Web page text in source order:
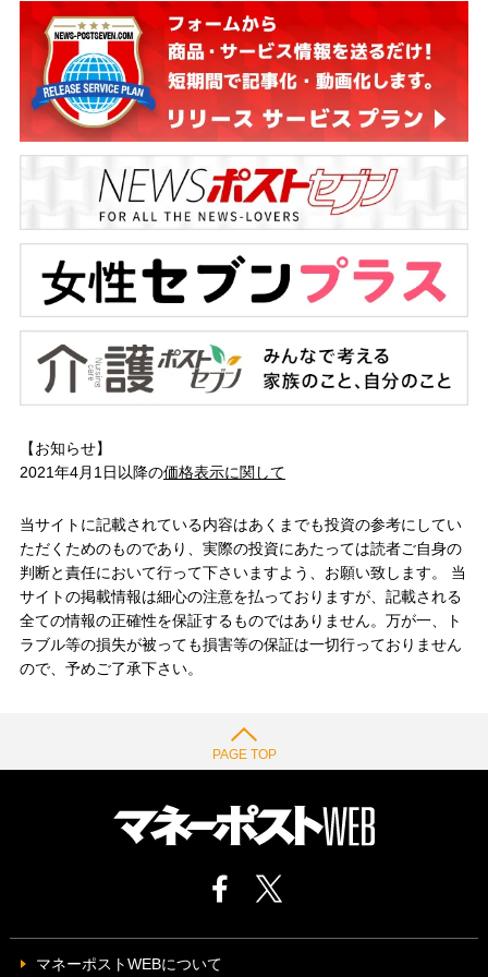
【お知らせ】
2021年4月1日以降の価格表示に関して
当サイトに記載されている内容はあくまでも投資の参考にしてい
ただくためのものであり、実際の投資にあたっては読者ご自身の
判断と責任において行って下さいますよう、お願い致します。 当
サイトの掲載情報は細心の注意を払っておりますが、記載される
全ての情報の正確性を保証するものではありません。万が一、ト
ラブル等の損失が被っても損害等の保証は一切行っておりません
ので、予めご了承下さい。
PAGE TOP
マネーポストWEBについて